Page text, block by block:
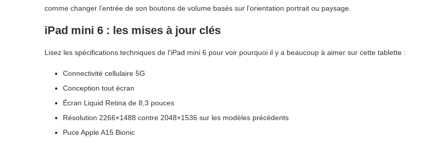
comme changer l’entrée de son boutons de volume basés sur l’orientation portrait ou paysage.
iPad mini 6 : les mises à jour clés
Lisez les spécifications techniques de l’iPad mini 6 pour voir pourquoi il y a beaucoup à aimer sur cette tablette :
Connectivité cellulaire 5G
Conception tout écran
Écran Liquid Retina de 8,3 pouces
Résolution 2266×1488 contre 2048×1536 sur les modèles précédents
Puce Apple A15 Bionic